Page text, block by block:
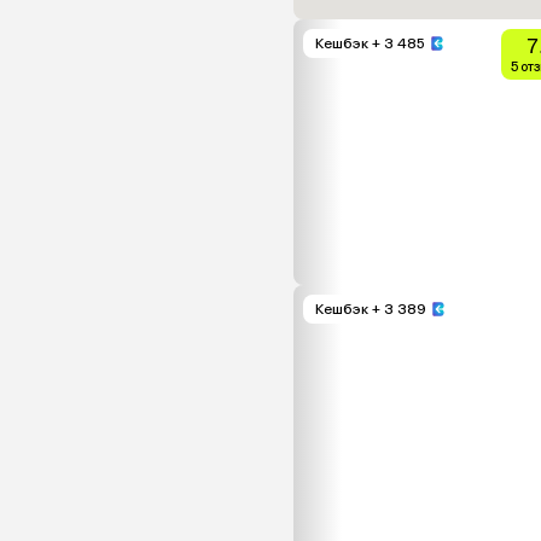
Кешбэк + 3 485
5
Кешбэк + 3 389